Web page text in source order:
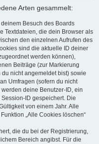
Arten gesammelt:
Besuch des Boards
Textdateien, die dein Browser als
den einzelnen Aufrufen des
sind die aktuelle ID deiner
werden können),
Beiträge (zur Markierung
nicht angemeldet bist) sowie
Umfragen (sofern du nicht
deine Benutzer-ID, ein
ID gespeichert. Die
von einem Jahr. Alle
„Alle Cookies löschen“
die du bei der Registrierung,
Bereich angibst. Für die